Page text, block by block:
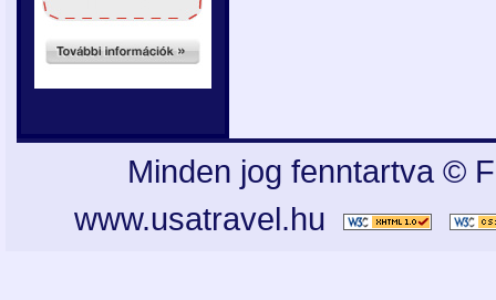
Minden jog fenntartva ©
www.usatravel.hu